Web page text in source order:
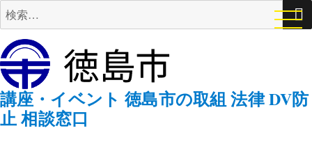
検
索:
講座・イベント 徳島市の取組法律DV防
止相談窓口